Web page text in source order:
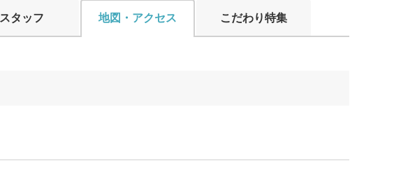
スタッフ 地図・アクセス こだわり特集